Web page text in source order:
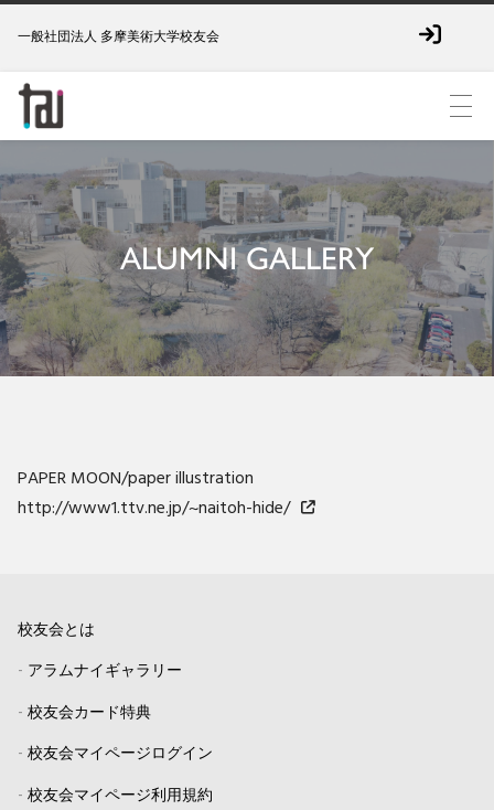
一般社団法人 多摩美術大学校友会
ALUMNI GALLERY
PAPER MOON/paper illustration
http://www1.ttv.ne.jp/~naitoh-hide/
校友会とは
- アラムナイギャラリー
- 校友会カード特典
- 校友会マイページログイン
- 校友会マイページ利用規約